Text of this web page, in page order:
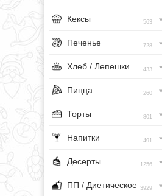
Кексы 563
Печенье 728
Хлеб / Лепешки 433
Пицца 260
Торты 801
Напитки 491
Десерты 1256
ПП / Диетическое 3929